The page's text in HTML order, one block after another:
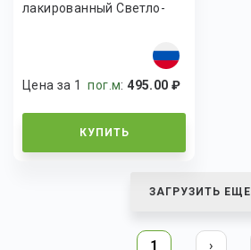
лакированный Светло-
Цена за 1пог.м:495.00 ₽
КУПИТЬ
ЗАГРУЗИТЬ ЕЩЕ
1 ›